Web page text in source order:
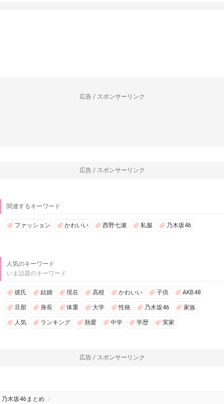
広告 / スポンサーリンク
広告 / スポンサーリンク
関連するキーワード
ファッション かわいい 西野七瀬 私服 乃木坂46
人気のキーワード
いま話題のキーワード
彼氏 結婚 現在 高校 かわいい 子供 AKB48
旦那 身長 体重 大学 性格 乃木坂46 家族
人気 ランキング 熱愛 中学 学歴 実家
広告 / スポンサーリンク
乃木坂46まとめ